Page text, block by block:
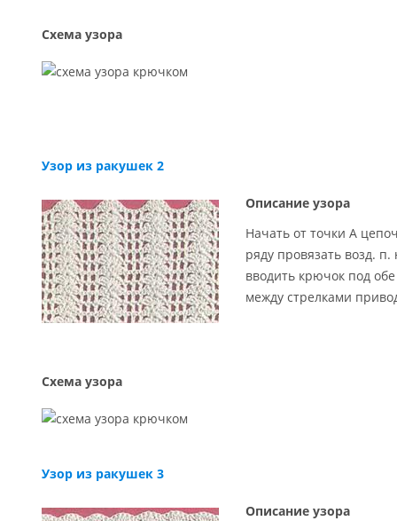
Схема узора
Узор из ракушек 2
Описание узора
Начать от точки А
ряду провязать возд.
вводить крючок под
между стрелками
Схема узора
Узор из ракушек 3
Описание узора